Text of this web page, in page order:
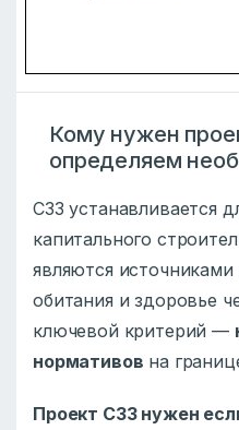
Кому нужен
определяем
СЗЗ устанавливается
капитального
являются
обитания и здоровье
ключевой критерий —
нормативов на
Проект СЗЗ нужен